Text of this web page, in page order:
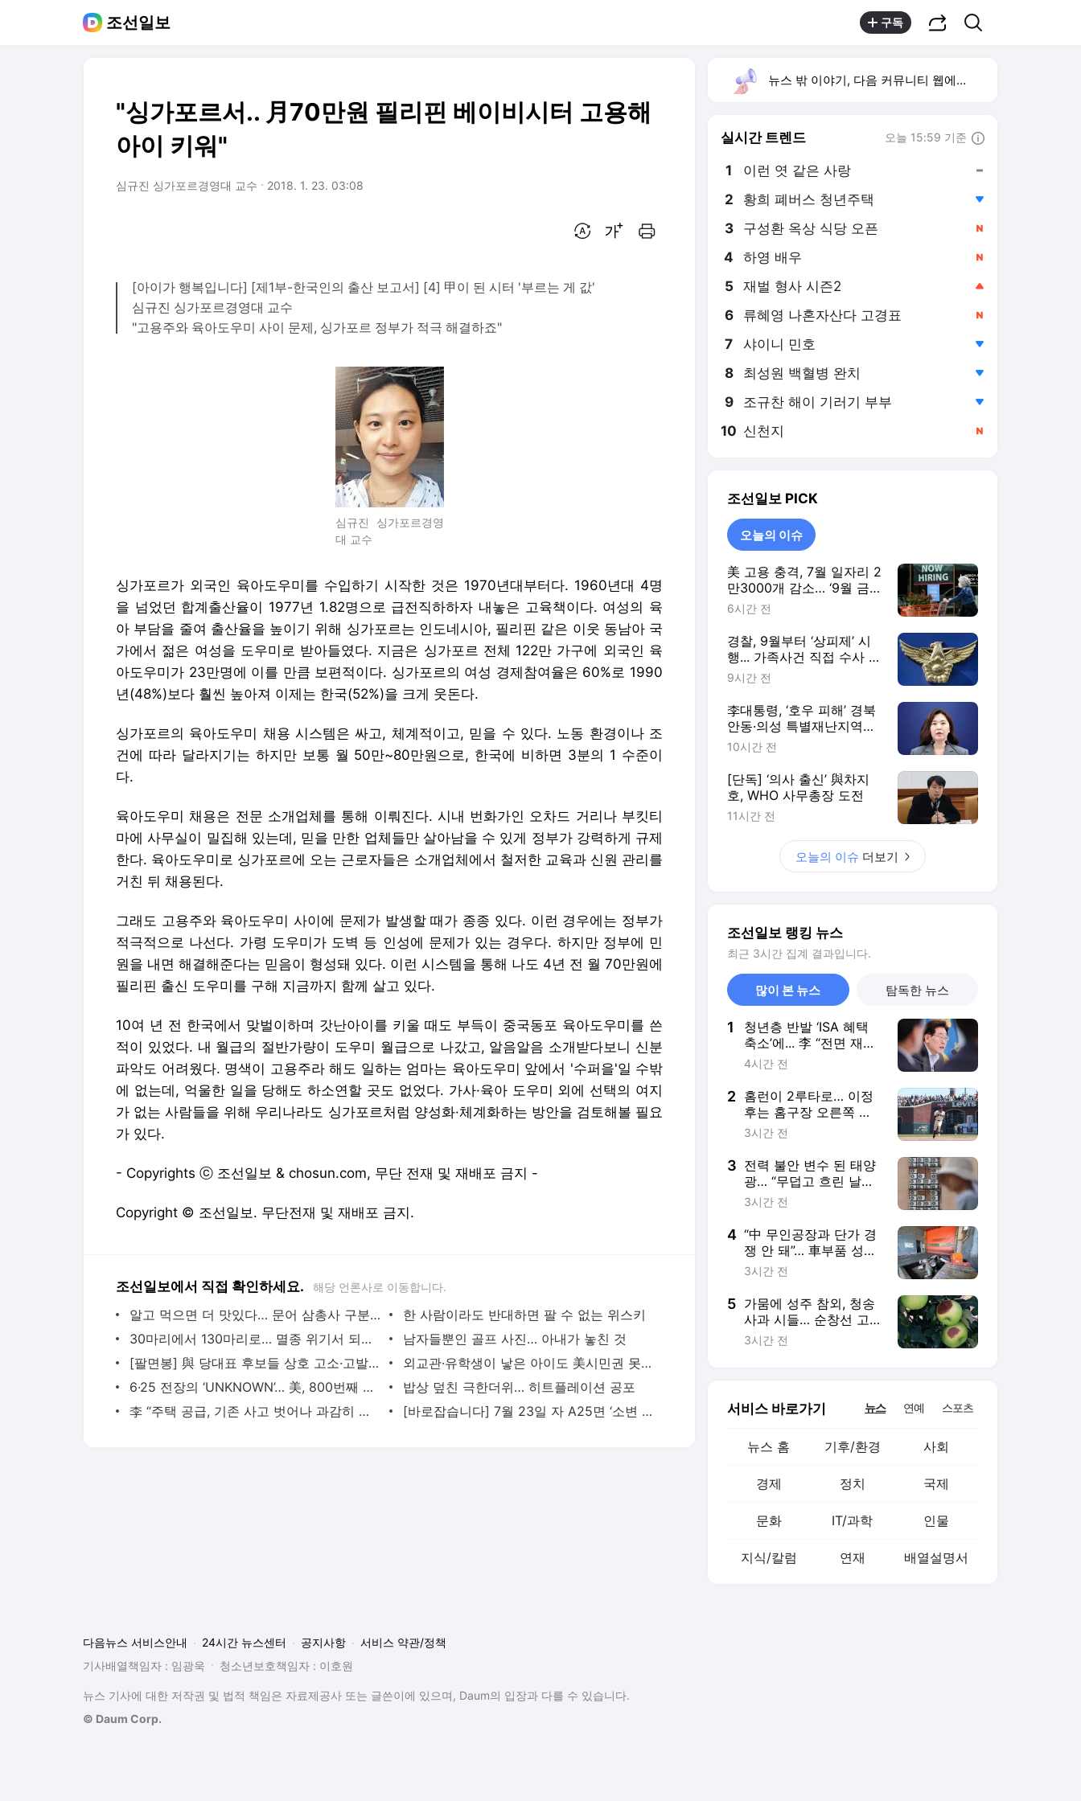
조선일보 구독
"싱가포르서.. 月70만원 필리핀 베이비시터 고용해
아이 키워"
심규진 싱가포르경영대 교수 2018. 1. 23. 03:08
[아이가 행복입니다] [제1부-한국인의 출산 보고서] [4] 甲이 된 시터 '부르는 게 값'
심규진 싱가포르경영대 교수
"고용주와 육아도우미 사이 문제, 싱가포르 정부가 적극 해결하죠"
심규진 싱가포르경영
대 교수
싱가포르가 외국인 육아도우미를 수입하기 시작한 것은 1970년대부터다. 1960년대 4명
을 넘었던 합계출산율이 1977년 1.82명으로 급전직하하자 내놓은 고육책이다. 여성의 육
아 부담을 줄여 출산율을 높이기 위해 싱가포르는 인도네시아, 필리핀 같은 이웃 동남아 국
가에서 젊은 여성을 도우미로 받아들였다. 지금은 싱가포르 전체 122만 가구에 외국인 육
아도우미가 23만명에 이를 만큼 보편적이다. 싱가포르의 여성 경제참여율은 60%로 1990
년(48%)보다 훨씬 높아져 이제는 한국(52%)을 크게 웃돈다.
싱가포르의 육아도우미 채용 시스템은 싸고, 체계적이고, 믿을 수 있다. 노동 환경이나 조
건에 따라 달라지기는 하지만 보통 월 50만~80만원으로, 한국에 비하면 3분의 1 수준이
다.
육아도우미 채용은 전문 소개업체를 통해 이뤄진다. 시내 번화가인 오차드 거리나 부킷티
마에 사무실이 밀집해 있는데, 믿을 만한 업체들만 살아남을 수 있게 정부가 강력하게 규제
한다. 육아도우미로 싱가포르에 오는 근로자들은 소개업체에서 철저한 교육과 신원 관리를
거친 뒤 채용된다.
그래도 고용주와 육아도우미 사이에 문제가 발생할 때가 종종 있다. 이런 경우에는 정부가
적극적으로 나선다. 가령 도우미가 도벽 등 인성에 문제가 있는 경우다. 하지만 정부에 민
원을 내면 해결해준다는 믿음이 형성돼 있다. 이런 시스템을 통해 나도 4년 전 월 70만원에
필리핀 출신 도우미를 구해 지금까지 함께 살고 있다.
10여 년 전 한국에서 맞벌이하며 갓난아이를 키울 때도 부득이 중국동포 육아도우미를 쓴
적이 있었다. 내 월급의 절반가량이 도우미 월급으로 나갔고, 알음알음 소개받다보니 신분
파악도 어려웠다. 명색이 고용주라 해도 일하는 엄마는 육아도우미 앞에서 '수퍼을'일 수밖
에 없는데, 억울한 일을 당해도 하소연할 곳도 없었다. 가사·육아 도우미 외에 선택의 여지
가 없는 사람들을 위해 우리나라도 싱가포르처럼 양성화·체계화하는 방안을 검토해볼 필요
가 있다.
- Copyrights ⓒ 조선일보 & chosun.com, 무단 전재 및 재배포 금지 -
Copyright © 조선일보. 무단전재 및 재배포 금지.
조선일보에서 직접 확인하세요. 해당 언론사로 이동합니다.
알고 먹으면 더 맛있다… 문어 삼총사 구분법과 부드러운 숙회·세계 문어 요리 레시피
한 사람이라도 반대하면 팔 수 없는 위스키
30마리에서 130마리로… 멸종 위기서 되살아난 러시아 ‘표범의 땅’
남자들뿐인 골프 사진… 아내가 놓친 것
[팔면봉] 與 당대표 후보들 상호 고소·고발 예고 10건 넘어. 외
외교관·유학생이 낳은 아이도 美시민권 못 받아
6·25 전장의 ‘UNKNOWN’… 美, 800번째 이름 찾아줬다
밥상 덮친 극한더위… 히트플레이션 공포
李 “주택 공급, 기존 사고 벗어나 과감히 실천”
[바로잡습니다] 7월 23일 자 A25면 ‘소변 냄새로 전립선암을 조기 진단하는 기술 개발’ 기사에서
뉴스 밖 이야기, 다음 커뮤니티 웹에서 보기
실시간 트렌드 오늘 15:59 기준
1 이런 엿 같은 사랑
2 황희 폐버스 청년주택
3 구성환 옥상 식당 오픈
4 하영 배우
5 재벌 형사 시즌2
6 류혜영 나혼자산다 고경표
7 샤이니 민호
8 최성원 백혈병 완치
9 조규찬 해이 기러기 부부
10 신천지
조선일보 PICK
오늘의 이슈
美 고용 충격, 7월 일자리 2
만3000개 감소… ‘9월 금
리 인상’ 제동 걸리나
6시간 전
경찰, 9월부터 ‘상피제’ 시
행... 가족사건 직접 수사 못
한다
9시간 전
李대통령, ‘호우 피해’ 경북
안동·의성 특별재난지역으
로 선포
10시간 전
[단독] ‘의사 출신’ 與차지
호, WHO 사무총장 도전
11시간 전
오늘의 이슈 더보기
조선일보 랭킹 뉴스
최근 3시간 집계 결과입니다.
많이 본 뉴스 탐독한 뉴스
1
청년층 반발 ‘ISA 혜택
축소’에... 李 “전면 재검
토하라” 질타
4시간 전
2 홈런이 2루타로… 이정
후는 홈구장 오른쪽 담
장이 밉다
3시간 전
3 전력 불안 변수 된 태양
광… “무덥고 흐린 날이
가장 걱정”
3시간 전
4 “中 무인공장과 단가 경
쟁 안 돼”… 車부품 성지,
공장 20% 멈췄다
3시간 전
5 가뭄에 성주 참외, 청송
사과 시들… 순창선 고
추 농사 직격탄
3시간 전
서비스 바로가기 뉴스 연예 스포츠
뉴스 홈 기후/환경 사회
경제 정치 국제
문화 IT/과학 인물
지식/칼럼 연재 배열설명서
다음뉴스 서비스안내 24시간 뉴스센터 공지사항
서비스 약관/정책
기사배열책임자 : 임광욱
청소년보호책임자 : 이호원
뉴스 기사에 대한 저작권 및 법적 책임은 자료제공사 또는 글쓴이에 있으며, Daum의 입장과 다를 수 있습니다.
© Daum Corp.